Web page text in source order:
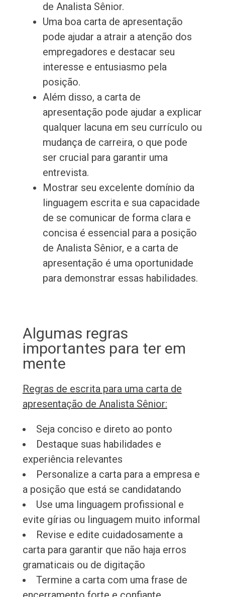
de Analista Sênior.
Uma boa carta de apresentação
pode ajudar a atrair a atenção dos
empregadores e destacar seu
interesse e entusiasmo pela
posição.
Além disso, a carta de
apresentação pode ajudar a explicar
qualquer lacuna em seu currículo ou
mudança de carreira, o que pode
ser crucial para garantir uma
entrevista.
Mostrar seu excelente domínio da
linguagem escrita e sua capacidade
de se comunicar de forma clara e
concisa é essencial para a posição
de Analista Sênior, e a carta de
apresentação é uma oportunidade
para demonstrar essas habilidades.
Algumas regras
importantes para ter em
mente
Regras de escrita para uma carta de
apresentação de Analista Sênior:
Seja conciso e direto ao ponto
Destaque suas habilidades e
experiência relevantes
Personalize a carta para a empresa e
a posição que está se candidatando
Use uma linguagem profissional e
evite gírias ou linguagem muito informal
Revise e edite cuidadosamente a
carta para garantir que não haja erros
gramaticais ou de digitação
Termine a carta com uma frase de